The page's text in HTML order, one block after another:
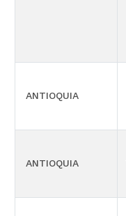
ANTIOQUIA
ANTIOQUIA